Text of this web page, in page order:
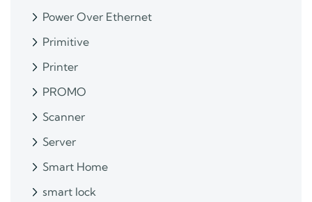
Power Over Ethernet
Primitive
Printer
PROMO
Scanner
Server
Smart Home
smart lock